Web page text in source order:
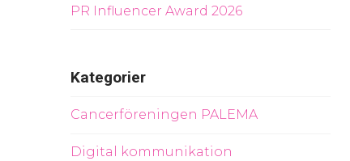
PR Influencer Award 2026
Kategorier
Cancerföreningen PALEMA
Digital kommunikation